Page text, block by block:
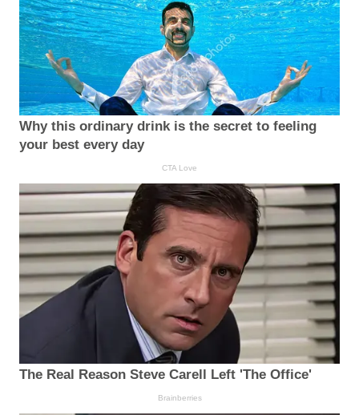
Why this ordinary drink is the secret to feeling
your best every day
CTA Love
The Real Reason Steve Carell Left 'The Office'
Brainberries